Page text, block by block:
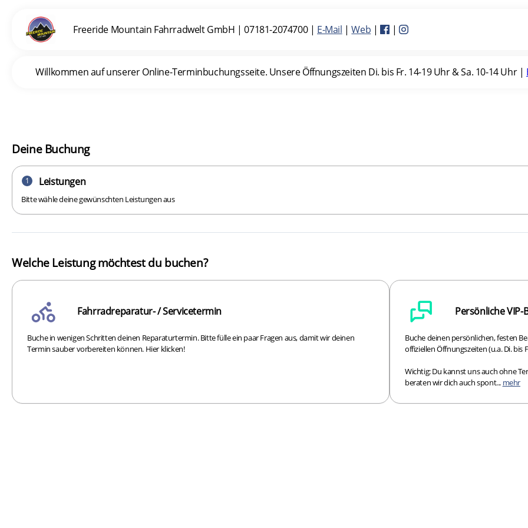
Freeride Mountain Fahrradwelt GmbH |07181-2074700| E-Mail |Web | |
Willkommen auf unserer Online-Terminbuchungsseite. Unsere Öffnungszeiten Di. bis Fr. 14-19 Uhr & Sa. 10-14 Uhr |
Welche Leistung möchtest du buchen?
Fahrradreparatur- / Servicetermin
Buche in wenigen Schritten deinen Reparaturtermin. Bitte fülle ein paar Fragen aus, damit wir deinen
Termin sauber vorbereiten können. Hier klicken!
Persönliche
Buche deinen persönlichen, festen
offiziellen Öffnungszeiten (u.a. Di. bis
Wichtig: Du kannst uns auch ohne
beraten wir dich auch spont... mehr
Deine Buchung
1 Leistungen
Bitte wähle deine gewünschten Leistungen aus